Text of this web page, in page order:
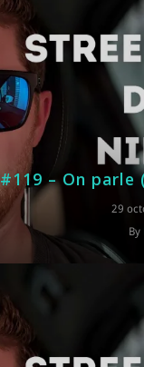
#119 – On parle
29
By